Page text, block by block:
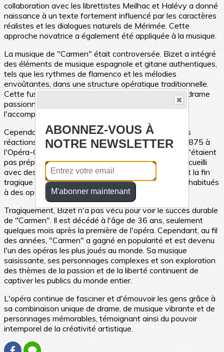
collaboration avec les librettistes Meilhac et Halévy a donné
naissance à un texte fortement influencé par les caractères
réalistes et les dialogues naturels de Mérimée. Cette
approche novatrice a également été appliquée à la musique.
La musique de "Carmen" était controversée. Bizet a intégré
des éléments de musique espagnole et gitane authentiques,
tels que les rythmes de flamenco et les mélodies
envoûtantes, dans une structure opératique traditionnelle.
Cette fusion a créé un contraste saisissant entre le drame
passionnel de l'histoire et la musique colorée qui
l'accompagnait.
Cependant, cette originalité a également suscité des
réactions mitigées lors de la création de l'opéra en 1875 à
l'Opéra-Comique de Paris. Les critiques et le public n'étaient
pas préparés à l'audace de Bizet, et l'opéra a été accueilli
avec des réactions mitigées. Les thèmes sombres et la fin
tragique ont également déconcerté les spectateurs habitués
à des opéras plus conventionnels.
Tragiquement, Bizet n'a pas vécu pour voir le succès durable
de "Carmen". Il est décédé à l'âge de 36 ans, seulement
quelques mois après la première de l'opéra. Cependant, au fil
des années, "Carmen" a gagné en popularité et est devenu
l'un des opéras les plus joués au monde. Sa musique
saisissante, ses personnages complexes et son exploration
des thèmes de la passion et de la liberté continuent de
captiver les publics du monde entier.
L'opéra continue de fasciner et d'émouvoir les gens grâce à
sa combinaison unique de drame, de musique vibrante et de
personnages mémorables, témoignant ainsi du pouvoir
intemporel de la créativité artistique.
ABONNEZ-VOUS À
NOTRE NEWSLETTER
M'abonner maintenant